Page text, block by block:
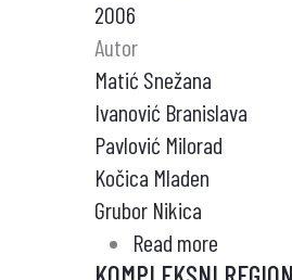
2006
Autor
Matić Snežana
Ivanović Branislava
Pavlović Milorad
Kočica Mladen
Grubor Nikica
Read more